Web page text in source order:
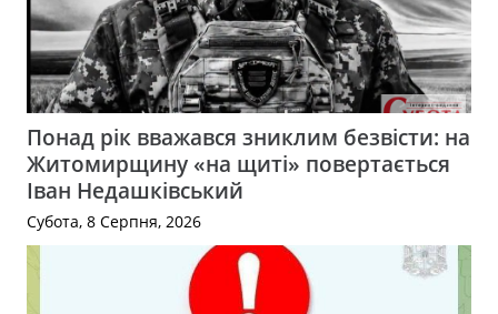
Понад рік вважався зниклим безвісти: на
Житомирщину «на щиті» повертається
Іван Недашківський
Субота, 8 Серпня, 2026